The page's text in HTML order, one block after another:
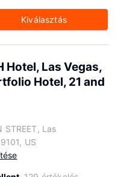
Kiválasztás
Hotel, Las Vegas,
Hotel, 21 and
STREET, Las
US